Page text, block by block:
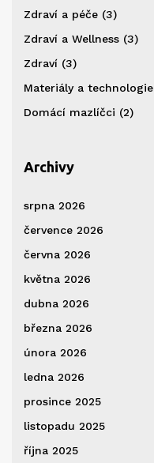
Zdraví a péče (3)
Zdraví a Wellness (3)
Zdraví (3)
Materiály a technologie
Domácí mazlíčci (2)
Archivy
srpna 2026
července 2026
června 2026
května 2026
dubna 2026
března 2026
února 2026
ledna 2026
prosince 2025
listopadu 2025
října 2025